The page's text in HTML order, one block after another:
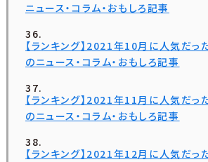
ニュース・コラム・おもしろ記事
【ランキング】2021年10月に人気だっ
のニュース・コラム・おもしろ記事
【ランキング】2021年11月に人気だっ
のニュース・コラム・おもしろ記事
【ランキング】2021年12月に人気だっ